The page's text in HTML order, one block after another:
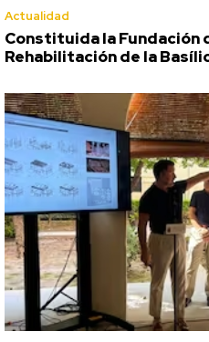
Actualidad
Constituida la Fundación
Rehabilitación de la